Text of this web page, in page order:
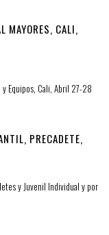
MAYORES, CALI,
y Equipos, Cali, Abril 27-28
PRECADETE,
y Juvenil Individual y por